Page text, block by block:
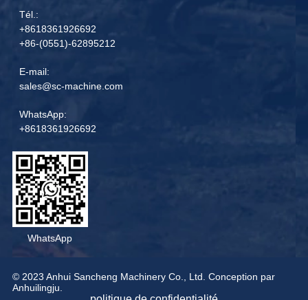
Tél.:
+8618361926692
+86-(0551)-62895212
E-mail:
sales@sc-machine.com
WhatsApp:
+8618361926692
WhatsApp
© 2023 Anhui Sancheng Machinery Co., Ltd. Conception par
Anhuilingju.